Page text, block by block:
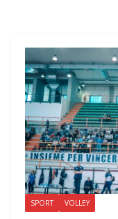
SPORT VOLLEY